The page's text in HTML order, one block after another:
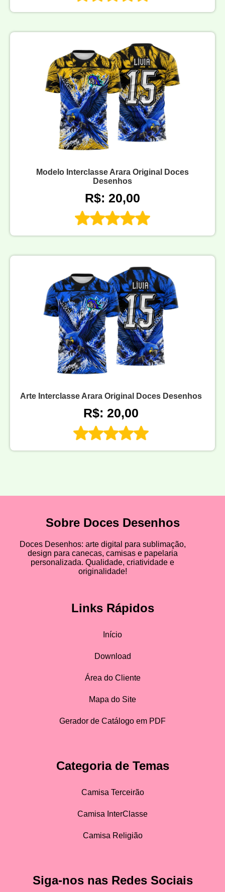
Modelo Interclasse Arara Original Doces
Desenhos
R$: 20,00
Arte Interclasse Arara Original Doces Desenhos
R$: 20,00
Sobre Doces Desenhos
Doces Desenhos: arte digital para sublimação,
design para canecas, camisas e papelaria
personalizada. Qualidade, criatividade e
originalidade!
Links Rápidos
Início
Download
Área do Cliente
Mapa do Site
Gerador de Catálogo em PDF
Categoria de Temas
Camisa Terceirão
Camisa InterClasse
Camisa Religião
Siga-nos nas Redes Sociais